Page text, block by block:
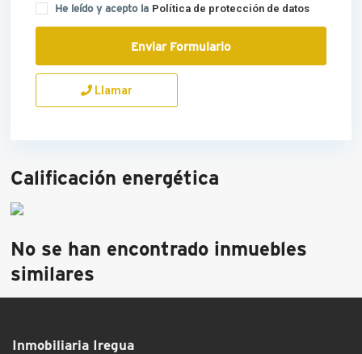
He leído y acepto la Política de protección de datos
Llamar
Calificación energética
No se han encontrado inmuebles
similares
Inmobiliaria Iregua